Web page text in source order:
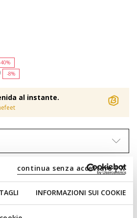
INFORMAZIONI SUI COOKIE
continua senza accettare | X
-8%
from
al instante.
A LA CESTA
EN TIENDA